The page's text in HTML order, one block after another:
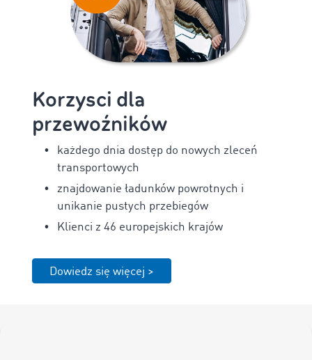
Korzysci dla
przewoźników
każdego dnia dostęp do nowych zleceń
transportowych
znajdowanie ładunków powrotnych i
unikanie pustych przebiegów
Klienci z 46 europejskich krajów
Dowiedz się więcej >